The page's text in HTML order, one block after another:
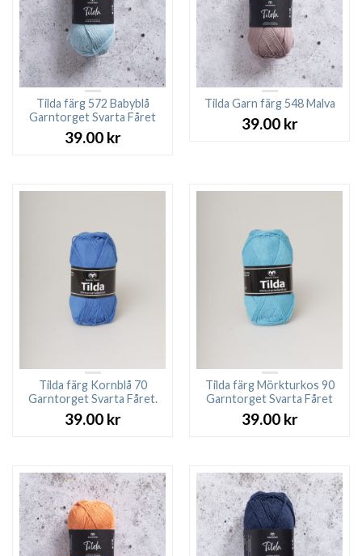
Tilda färg 572 Babyblå
Garntorget Svarta Fåret
39.00 kr
Tilda Garn färg 548 Malva
39.00 kr
Tilda färg Kornblå 70
Garntorget Svarta Fåret.
39.00 kr
Tilda färg Mörkturkos 90
Garntorget Svarta Fåret
39.00 kr